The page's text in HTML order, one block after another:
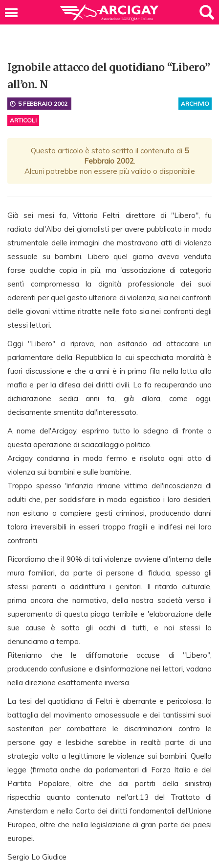
Ignobile attacco del quotidiano “Libero”
all’on. N
ARCHIVIO
5 FEBBRAIO 2002
ARTICOLI
Questo articolo è stato scritto il contenuto di 5
Febbraio 2002.
Alcuni potrebbe non essere più valido o disponibile
Già sei mesi fa, Vittorio Feltri, direttore di "Libero", fu
radiato dal'Albo dei giornalisti per avere pubblicato in modo
strumentale delle immagini che mostravano atti di violenza
sessuale su bambini. Libero quel giorno aveva venduto
forse qualche copia in più, ma 'associazione di categoria
sentì compromessa la dignità professionale dei suoi
aderenti per quel gesto ulteriore di violenza, sia nei confronti
delle giovani vittime ritratte nelle foto sia nei confronti degli
stessi lettori.
Oggi "Libero" ci riprova, non esitando ad attaccare un
parlamentare della Repubblica la cui specchiata moralità è
fuori discussione e che a anni è in prima fila nella lotta alla
mafia e per la difesa dei diritti civili. Lo fa recuperando una
dichiarazione sedici anni fa, già allora, come oggi,
decisamente smentita dal'interessato.
A nome del'Arcigay, esprimo tutto lo sdegno di fronte a
questa operazione di sciacallaggio politico.
Arcigay condanna in modo fermo e risoluto ogni atto di
violenza sui bambini e sulle bambine.
Troppo spesso 'infanzia rimane vittima del'incoscienza di
adulti che, per soddisfare in modo egoistico i loro desideri,
non esitano a compiere gesti criminosi, producendo danni
talora irreversibili in esseri troppo fragili e indifesi nei loro
confronti.
Ricordiamo che il 90% di tali violenze avviene al'interno delle
mura familiari, da parte di persone di fiducia, spesso gli
stessi parenti o addirittura i genitori. Il ritardo culturale,
prima ancora che normativo, della nostra società verso il
superamento di questa piaga terribile e 'elaborazione delle
sue cause è sotto gli occhi di tutti, e noi stessi lo
denunciamo a tempo.
Riteniamo che le diffamatorie accuse di "Libero",
producendo confusione e disinformazione nei lettori, vadano
nella direzione esattamente inversa.
La tesi del quotidiano di Feltri è aberrante e pericolosa: la
battaglia del movimento omosessuale e dei tantissimi suoi
sostenitori per combattere le discriminazioni contro le
persone gay e lesbiche sarebbe in realtà parte di una
strategia volta a legittimare le violenze sui bambini. Quella
legge (firmata anche da parlamentari di Forza Italia e del
Partito Popolare, oltre che dai partiti della sinistra)
rispecchia quanto contenuto nel'art.13 del Trattato di
Amsterdam e nella Carta dei diritti fondamentali del'Unione
Europea, oltre che nella legislazione di gran parte dei paesi
europei.
Sergio Lo Giudice